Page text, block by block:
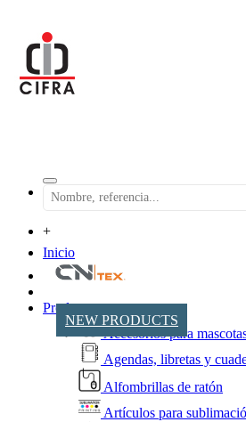
+
Inicio
NEW PRODUCTS
Productos
Accesorios para
Agendas, libretas y
Alfombrillas de ratón
Artículos para